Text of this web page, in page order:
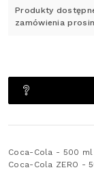
Produkty
zamówienia
Coca-Cola - 500 ml
Coca-Cola ZERO -